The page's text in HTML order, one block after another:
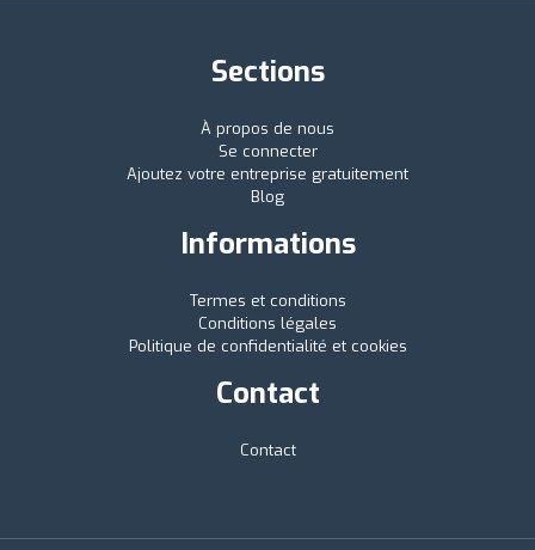
Sections
À propos de nous
Se connecter
Ajoutez votre entreprise gratuitement
Blog
Informations
Termes et conditions
Conditions légales
Politique de confidentialité et cookies
Contact
Contact